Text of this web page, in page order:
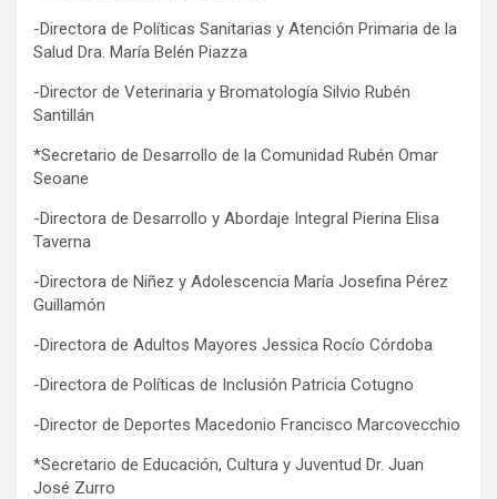
-Directora de Políticas Sanitarias y Atención Primaria de la
Salud Dra. María Belén Piazza
-Director de Veterinaria y Bromatología Silvio Rubén
Santillán
*Secretario de Desarrollo de la Comunidad Rubén Omar
Seoane
-Directora de Desarrollo y Abordaje Integral Pierina Elisa
Taverna
-Directora de Niñez y Adolescencia María Josefina Pérez
Guillamón
-Directora de Adultos Mayores Jessica Rocío Córdoba
-Directora de Políticas de Inclusión Patricia Cotugno
-Director de Deportes Macedonio Francisco Marcovecchio
*Secretario de Educación, Cultura y Juventud Dr. Juan
José Zurro